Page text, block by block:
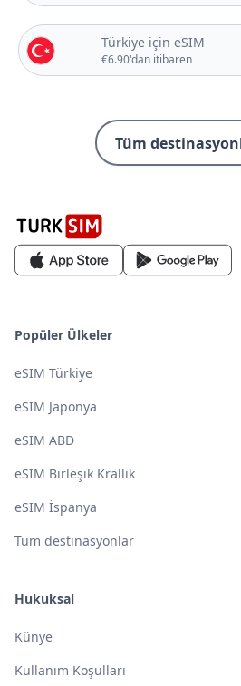
Türkiye için eSIM
€6.90'dan itibaren
Tüm
Popüler Ülkeler
eSIM Türkiye
eSIM Japonya
eSIM ABD
eSIM Birleşik Krallık
eSIM İspanya
Tüm destinasyonlar
Hukuksal
Künye
Kullanım Koşulları